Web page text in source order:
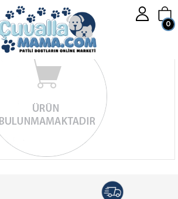
Üye Girişi Üye Ol
0